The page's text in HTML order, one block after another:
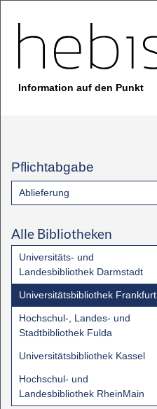
Information auf den Punkt
Pflichtabgabe
Ablieferung
Alle Bibliotheken
Universitäts- und
Landesbibliothek Darmstadt
Universitätsbibliothek Frankfurt
Hochschul-, Landes- und
Stadtbibliothek Fulda
Universitätsbibliothek Kassel
Hochschul- und
Landesbibliothek RheinMain